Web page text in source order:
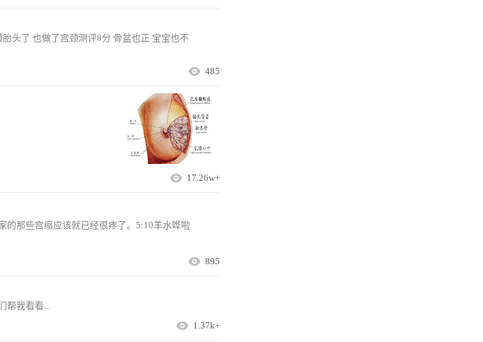
头了 也做了宫颈测评8分 骨盆也正 宝宝也不
485
17.26w+
那些宫缩应该就已经很疼了。5:10羊水哗啦
895
帮我看看...
1.37k+